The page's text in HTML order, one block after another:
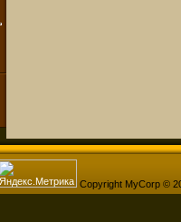
Copyright MyCorp ©